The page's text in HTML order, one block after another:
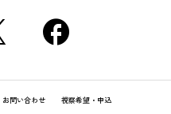
お問い合わせ 視察希望・申込